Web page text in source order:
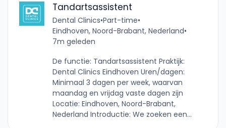
Tandartsassistent
Dental Clinics•Part-time•
Eindhoven, Noord-Brabant, Nederland•
7m geleden
De functie: Tandartsassistent Praktijk:
Dental Clinics Eindhoven Uren/dagen:
Minimaal 3 dagen per week, waarvan
maandag en vrijdag vaste dagen zijn
Locatie: Eindhoven, Noord-Brabant,
Nederland Introductie: We zoeken een...